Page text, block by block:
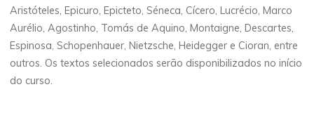
Aristóteles, Epicuro, Epicteto, Séneca, Cícero, Lucrécio, Marco
Aurélio, Agostinho, Tomás de Aquino, Montaigne, Descartes,
Espinosa, Schopenhauer, Nietzsche, Heidegger e Cioran, entre
outros. Os textos selecionados serão disponibilizados no início
do curso.